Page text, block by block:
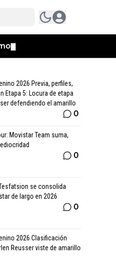
2026 Previa, perfiles,
Etapa 5: Locura de etapa
defendiendo el amarillo
0
Movistar Team suma,
0
se consolida
de largo en 2026
0
2026 Clasificación
Reusser viste de amarillo